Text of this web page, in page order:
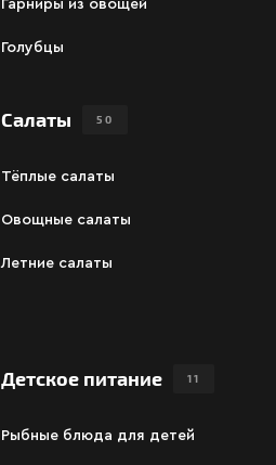
Гарниры из овощей
Голубцы
Салаты 50
Тёплые салаты
Овощные салаты
Летние салаты
Детское питание 11
Рыбные блюда для детей